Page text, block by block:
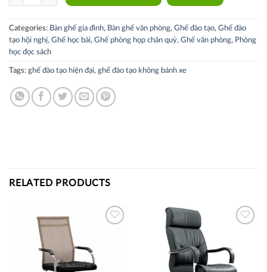
Categories: Bàn ghế gia đình, Bàn ghế văn phòng, Ghế đào tạo, Ghế đào
tạo hội nghị, Ghế học bài, Ghế phòng họp chân quỳ, Ghế văn phòng, Phòng
học đọc sách
Tags: ghế đào tạo hiện đại, ghế đào tạo không bánh xe
RELATED PRODUCTS